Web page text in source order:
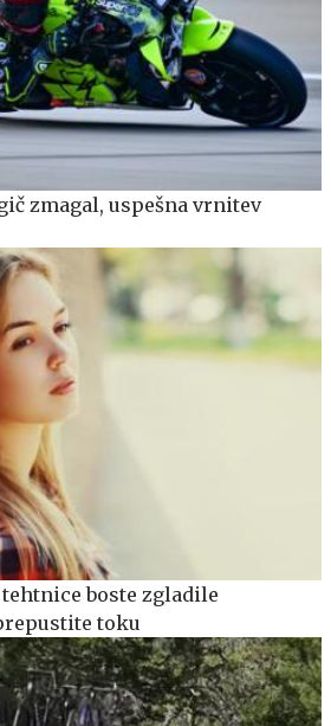
zmagal, uspešna vrnitev
boste zgladile
toku